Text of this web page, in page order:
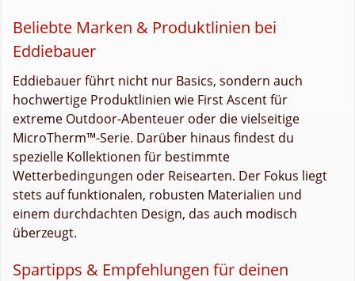
Beliebte Marken & Produktlinien bei
Eddiebauer
Eddiebauer führt nicht nur Basics, sondern auch
hochwertige Produktlinien wie First Ascent für
extreme Outdoor-Abenteuer oder die vielseitige
MicroTherm™-Serie. Darüber hinaus findest du
spezielle Kollektionen für bestimmte
Wetterbedingungen oder Reisearten. Der Fokus liegt
stets auf funktionalen, robusten Materialien und
einem durchdachten Design, das auch modisch
überzeugt.
Spartipps & Empfehlungen für deinen